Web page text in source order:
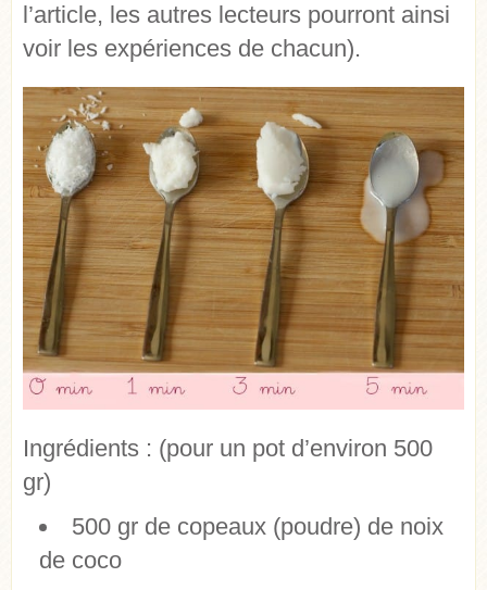
l’article, les autres lecteurs pourront ainsi
voir les expériences de chacun).
Ingrédients : (pour un pot d’environ 500
gr)
500 gr de copeaux (poudre) de noix
de coco